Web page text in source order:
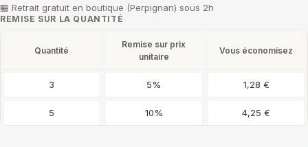
REMISE SUR LA QUANTITÉ
Quantité
Remise sur prix
unitaire
Vous économisez
3 5% 1,28 €
5 10% 4,25 €
🏪 Retrait gratuit en boutique (Perpignan) sous 2h